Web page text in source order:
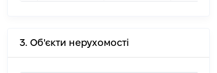
3. Об'єкти нерухомості